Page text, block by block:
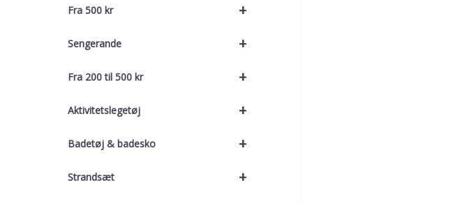
+
Fra 500 kr
+
Sengerande
+
Fra 200 til 500 kr
+
Aktivitetslegetøj
+
Badetøj & badesko
+
Strandsæt